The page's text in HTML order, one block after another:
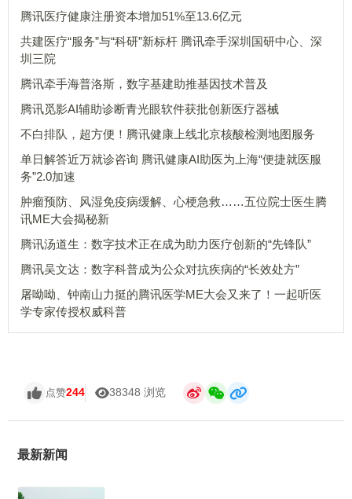
腾讯医疗健康注册资本增加51%至13.6亿元
共建医疗“服务”与“科研”新标杆 腾讯牵手深圳国研中心、深
圳三院
腾讯牵手海普洛斯，数字基建助推基因技术普及
腾讯觅影AI辅助诊断青光眼软件获批创新医疗器械
不白排队，超方便！腾讯健康上线北京核酸检测地图服务
单日解答近万就诊咨询 腾讯健康AI助医为上海“便捷就医服
务”2.0加速
肿瘤预防、风湿免疫病缓解、心梗急救……五位院士医生腾
讯ME大会揭秘新
腾讯汤道生：数字技术正在成为助力医疗创新的“先锋队”
腾讯吴文达：数字科普成为公众对抗疾病的“长效处方”
屠呦呦、钟南山力挺的腾讯医学ME大会又来了！一起听医
学专家传授权威科普
点赞244 38348 浏览
最新新闻